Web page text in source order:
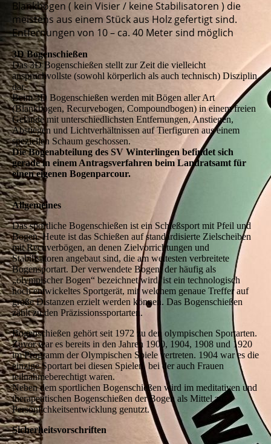
Blankbögen ( kein Visier / keine Stabilisatoren ) die
meistens aus einem Stück aus Holz gefertigt sind.
Entfernungen von 10 – ca. 40 Meter sind möglich
3D Bogenschießen
Das 3D Bogenschießen stellt zur Zeit die vielleicht
anspruchvollste (sowohl körperlich als auch technisch) Disziplin
dar.
Beim 3D Bogenschießen werden mit Bögen aller Art
(Blankbogen, Recurvebogen, Compoundbogen) in einem freien
Gelände mit unterschiedlichsten Entfernungen, Anstiegen,
Abstiegen und Lichtverhältnissen auf Tierfiguren aus einem
speziellen Schaum geschossen.
Die Bogenabteilung des SV Winterlingen befindet sich
gerade in einem Antragsverfahren beim Landratsamt für
einen eigenen Bogenparcour.
Allgemeines
Das sportliche Bogenschießen ist ein Schießsport mit Pfeil und
Bogen. Heute ist das Schießen auf standardisierte Zielscheiben
mit Recuverbögen, an denen Zielvorrichtungen und
Stabilisatoren angebaut sind, die am weitesten verbreitete
Bogensportart. Der verwendete Bogen, der häufig als
„olympischer Bogen“ bezeichnet wird, ist ein technologisch
hoch entwickeltes Sportgerät, mit welchem genaue Treffer auf
große Distanzen erzielt werden können. Das Bogenschießen
zählt zu den Präzissionssportarten.
Bogenschießen gehört seit 1972 zu den olympischen Sportarten.
Zuvor war es bereits in den Jahren 1900, 1904, 1908 und 1920
im Programm der Olympischen Spiele vertreten. 1904 war es die
einzige Sportart bei diesen Spielen, bei der auch Frauen
teilnahmeberechtigt waren.
Neben dem sportlichen Bogenschießen wird im meditativen und
therapeutischen Bogenschießen der Bogen als Mittel zur
Persönlichkeitsentwicklung genutzt.
Sicherheitsvorschriften